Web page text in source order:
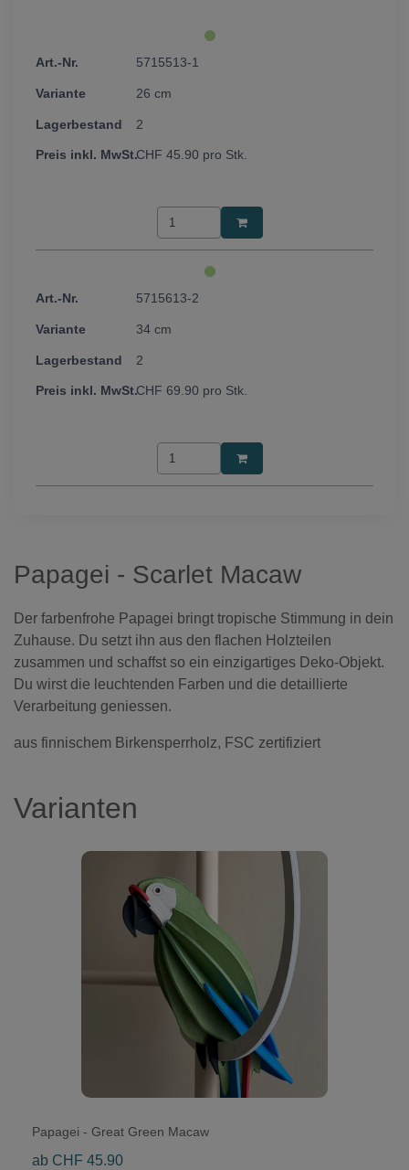
5715513-1
26 cm
2
CHF 45.90 pro Stk.
5715613-2
34 cm
2
CHF 69.90 pro Stk.
Papagei - Scarlet Macaw
Der farbenfrohe Papagei bringt tropische Stimmung in dein
Zuhause. Du setzt ihn aus den flachen Holzteilen
zusammen und schaffst so ein einzigartiges Deko-Objekt.
Du wirst die leuchtenden Farben und die detaillierte
Verarbeitung geniessen.
aus finnischem Birkensperrholz, FSC zertifiziert
Varianten
Papagei - Great Green Macaw
ab CHF 45.90